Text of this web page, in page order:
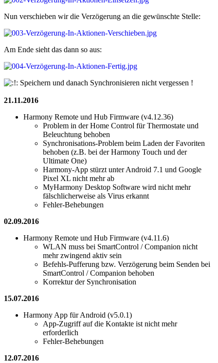
Nun verschieben wir die Verzögerung an die gewünschte Stelle:
Am Ende sieht das dann so aus:
Speichern und danach Synchronisieren nicht vergessen !
21.11.2016
Harmony Remote und Hub Firmware (v4.12.36)
Problem in der Home Control für Thermostate und
Beleuchtung behoben
Synchronisations-Problem beim Laden der Favoriten
behoben (z.B. bei der Harmony Touch und der
Ultimate One)
Harmony-App stürzt unter Android 7.1 und Google
Pixel XL nicht mehr ab
MyHarmony Desktop Software wird nicht mehr
fälschlicherweise als Virus erkannt
Fehler-Behebungen
02.09.2016
Harmony Remote und Hub Firmware (v4.11.6)
WLAN muss bei SmartControl / Companion nicht
mehr zwingend aktiv sein
Befehls-Pufferung bzw. Verzögerung beim Senden bei
SmartControl / Companion behoben
Korrektur der Synchronisation
15.07.2016
Harmony App für Android (v5.0.1)
App-Zugriff auf die Kontakte ist nicht mehr
erforderlich
Fehler-Behebungen
12.07.2016